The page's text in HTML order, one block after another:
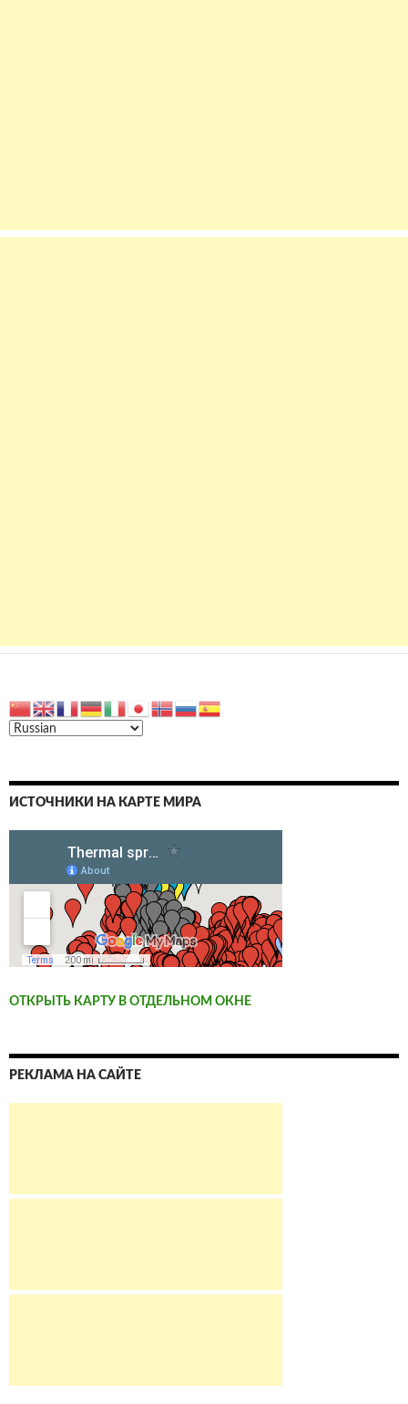
ИСТОЧНИКИ НА КАРТЕ МИРА
ОТКРЫТЬ КАРТУ В ОТДЕЛЬНОМ ОКНЕ
РЕКЛАМА НА САЙТЕ